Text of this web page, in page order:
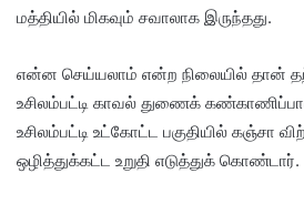
மத்தியில் மிகவும் சவாலாக இருந்தது.
என்ன செய்யலாம் என்ற நிலையில் தான்
உசிலம்பட்டி காவல் துணைக்
உசிலம்பட்டி உட்கோட்ட பகுதியில் கஞ்சா
ஒழித்துக்கட்ட உறுதி எடுத்துக் கொண்டார்.